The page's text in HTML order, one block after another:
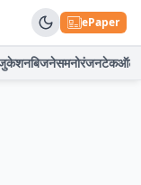
ePaper
बिजनेसमनोरंजनटेकऑटो